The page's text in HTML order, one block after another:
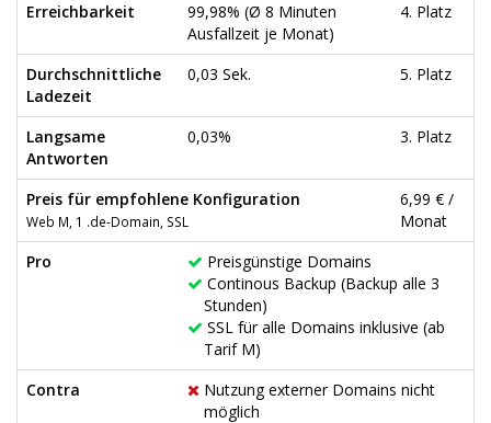
Erreichbarkeit
99,98% (Ø 8 Minuten
Ausfallzeit je Monat)
4. Platz
Durchschnittliche
Ladezeit
0,03 Sek. 5. Platz
Langsame
Antworten
0,03% 3. Platz
Preis für empfohlene Konfiguration
Web M, 1 .de-Domain, SSL
6,99 € /
Monat
Pro
Preisgünstige Domains
Continous Backup (Backup alle 3
Stunden)
SSL für alle Domains inklusive (ab
Tarif M)
Contra
Nutzung externer Domains nicht
möglich